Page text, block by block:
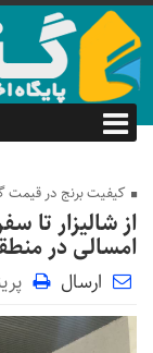
کیفیت برنج در قیمت
از شالیزار تا
امسالی در
ارسال